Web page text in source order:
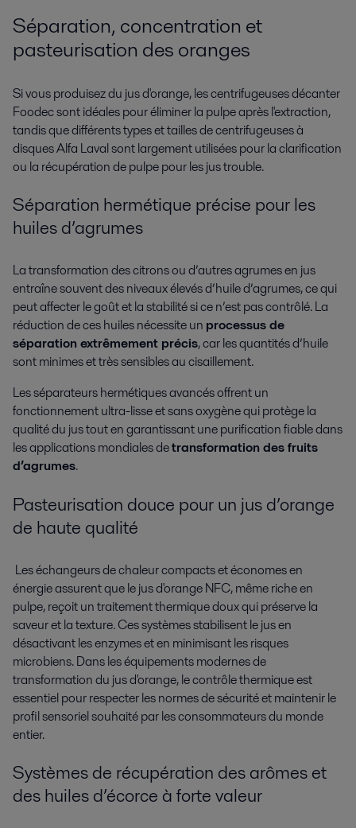
Séparation, concentration et
pasteurisation des oranges
Si vous produisez du jus d'orange, les centrifugeuses décanter
Foodec sont idéales pour éliminer la pulpe après l'extraction,
tandis que différents types et tailles de centrifugeuses à
disques Alfa Laval sont largement utilisées pour la clarification
ou la récupération de pulpe pour les jus trouble.
Séparation hermétique précise pour les
huiles d’agrumes
La transformation des citrons ou d’autres agrumes en jus
entraîne souvent des niveaux élevés d’huile d’agrumes, ce qui
peut affecter le goût et la stabilité si ce n’est pas contrôlé. La
réduction de ces huiles nécessite un processus de
séparation extrêmement précis, car les quantités d’huile
sont minimes et très sensibles au cisaillement.
Les séparateurs hermétiques avancés offrent un
fonctionnement ultra-lisse et sans oxygène qui protège la
qualité du jus tout en garantissant une purification fiable dans
les applications mondiales detransformation des fruits
d’agrumes.
Pasteurisation douce pour un jus d’orange
de haute qualité
Les échangeurs de chaleur compacts et économes en
énergie assurent que le jus d'orange NFC, même riche en
pulpe, reçoit un traitement thermique doux qui préserve la
saveur et la texture. Ces systèmes stabilisent le jus en
désactivant les enzymes et en minimisant les risques
microbiens. Dans les équipements modernes de
transformation du jus d'orange, le contrôle thermique est
essentiel pour respecter les normes de sécurité et maintenir le
profil sensoriel souhaité par les consommateurs du monde
entier.
Systèmes de récupération des arômes et
des huiles d’écorce à forte valeur